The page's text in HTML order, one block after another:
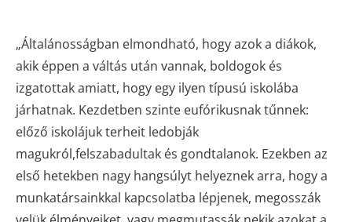
„Általánosságban elmondható, hogy azok a diákok,
akik éppen a váltás után vannak, boldogok és
izgatottak amiatt, hogy egy ilyen típusú iskolába
járhatnak. Kezdetben szinte eufórikusnak tűnnek:
előző iskolájuk terheit ledobják
magukról,felszabadultak és gondtalanok. Ezekben az
első hetekben nagy hangsúlyt helyeznek arra, hogy a
munkatársainkkal kapcsolatba lépjenek, megosszák